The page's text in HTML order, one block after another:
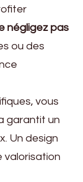
négligez pas
ou des
vous
garantit un
Un design
valorisation